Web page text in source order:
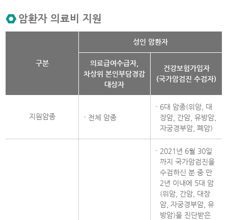
암환자 의료비 지원
구분
성인 암환자
의료급여수급자,
차상위 본인부담경감
대상자
건강보험가입자
(국가암검진 수검자)
지원암종 전체 암종
6대 암종(위암, 대
장암, 간암, 유방암,
자궁경부암, 폐암)
2021년 6월 30일
까지 국가암검진을
수검하신 분 중 만
2년 이내에 5대 암
(위암, 간암, 대장
암, 자궁경부암, 유
방암)을 진단받은